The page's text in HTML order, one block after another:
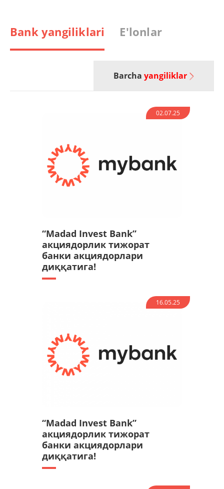
Bank yangiliklari E'lonlar
Barcha yangiliklar
02.07.25
“Madad Invest Bank”
акциядорлик тижорат
банки акциядорлари
диққатига!
16.05.25
“Madad Invest Bank”
акциядорлик тижорат
банки акциядорлари
диққатига!